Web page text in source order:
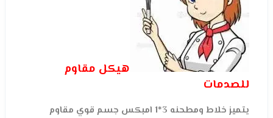
هيكل مقاوم
للصدمات
يتميز خلاط ومطحنه 3*1 امبكس جسم قوي مقاوم